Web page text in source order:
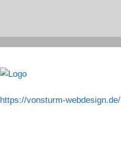
https://vonsturm-webdesign.de/